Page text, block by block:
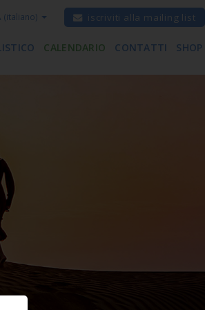
iscriviti alla mailing list
(italiano)
CALENDARIO CONTATTI SHOP